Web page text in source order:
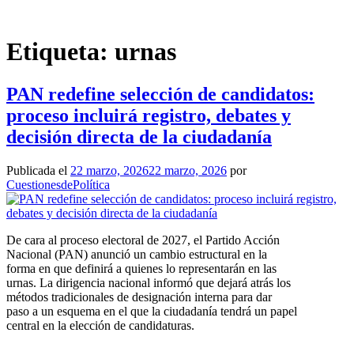
contenido
Etiqueta: urnas
PAN redefine selección de candidatos:
proceso incluirá registro, debates y
decisión directa de la ciudadanía
Publicada el 22 marzo, 202622 marzo, 2026 por
CuestionesdePolítica
De cara al proceso electoral de 2027, el Partido Acción
Nacional (PAN) anunció un cambio estructural en la
forma en que definirá a quienes lo representarán en las
urnas. La dirigencia nacional informó que dejará atrás los
métodos tradicionales de designación interna para dar
paso a un esquema en el que la ciudadanía tendrá un papel
central en la elección de candidaturas.